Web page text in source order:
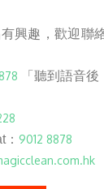
興趣，歡迎聯
「聽到語音
：9012 8878